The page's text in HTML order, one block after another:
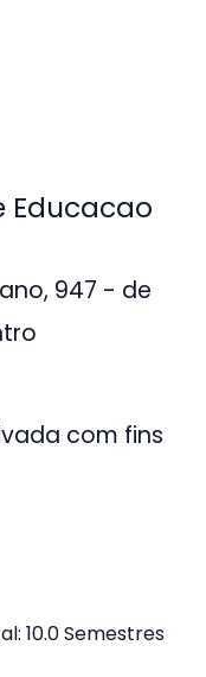
Educacao
947 - de
com fins
10.0 Semestres